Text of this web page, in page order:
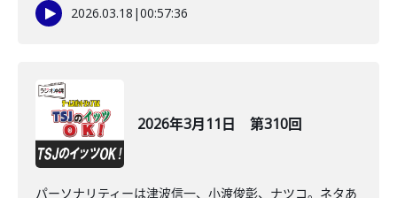
2026.03.18 |00:57:36
2026年3月11日 第310回
パーソナリティーは津波信一、小渡俊彰、ナツコ。ネタあ